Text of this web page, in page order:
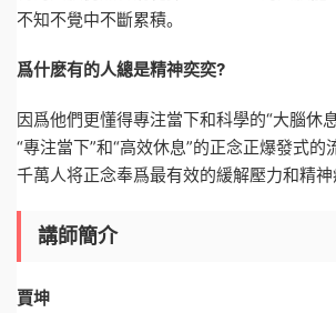
不知不覺中不斷累積。
爲什麽有的人總是精神奕奕?
因爲他們更懂得專注當下和科學的“大腦休
“專注當下”和“高效休息”的正念正爆發式的
千萬人将正念奉爲最有效的緩解壓力和精神
講師簡介
賈坤